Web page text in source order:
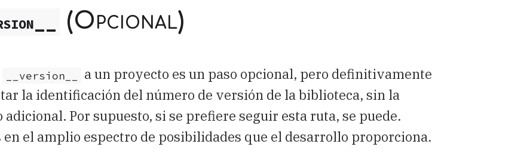
(Opcional)
__version__
a un proyecto es un paso opcional, pero definitivamente
la identificación del número de versión de la biblioteca, sin la
Por supuesto, si se prefiere seguir esta ruta, se puede.
el amplio espectro de posibilidades que el desarrollo proporciona.